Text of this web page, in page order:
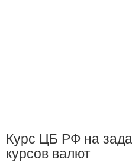
Курс ЦБ РФ на
курсов валют